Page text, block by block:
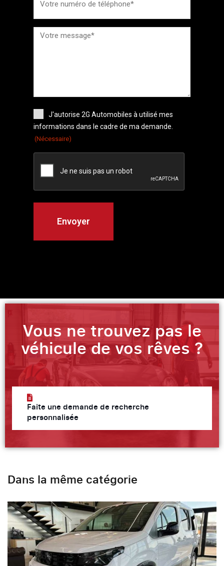
J'autorise 2G Automobiles à utilisé mes
informations dans le cadre de ma demande.
(Nécessaire)
Vous ne trouvez pas le
véhicule de vos rêves ?
Faite une demande de recherche
personnalisée
Dans la même catégorie